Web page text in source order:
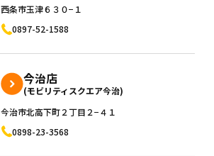
西条市玉津６３０−１
0897-52-1588
今治店
(モビリティスクエア今治)
今治市北高下町２丁目２−４１
0898-23-3568